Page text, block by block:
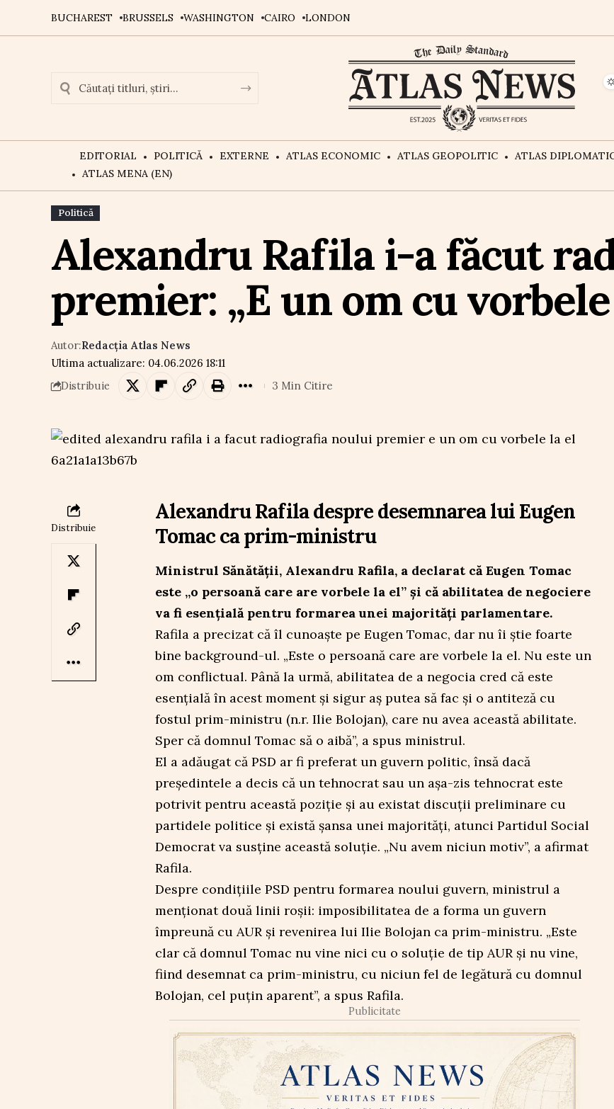
BUCHAREST BRUSSELS WASHINGTON CAIRO LONDON
EDITORIAL POLITICĂ EXTERNE ATLAS ECONOMIC ATLAS GEOPOLITIC ATLAS
ATLAS MENA (EN)
Politică
Alexandru Rafila i-a făcut
premier: „E un om cu
Ultima actualizare: 04.06.2026 18:11
Autor:Redacția Atlas News
Distribuie 3 Min Citire
Distribuie
Alexandru Rafila despre desemnarea lui Eugen
Tomac ca prim-ministru
Ministrul Sănătății, Alexandru Rafila, a declarat că Eugen Tomac
este „o persoană care are vorbele la el” și că abilitatea de negociere
va fi esențială pentru formarea unei majorități parlamentare.
Rafila a precizat că îl cunoaște pe Eugen Tomac, dar nu îi știe foarte
bine background-ul. „Este o persoană care are vorbele la el. Nu este un
om conflictual. Până la urmă, abilitatea de a negocia cred că este
esențială în acest moment și sigur aș putea să fac și o antiteză cu
fostul prim-ministru (n.r. Ilie Bolojan), care nu avea această abilitate.
Sper că domnul Tomac să o aibă”, a spus ministrul.
El a adăugat că PSD ar fi preferat un guvern politic, însă dacă
președintele a decis că un tehnocrat sau un așa-zis tehnocrat este
potrivit pentru această poziție și au existat discuții preliminare cu
partidele politice și există șansa unei majorități, atunci Partidul Social
Democrat va susține această soluție. „Nu avem niciun motiv”, a afirmat
Rafila.
Despre condițiile PSD pentru formarea noului guvern, ministrul a
menționat două linii roșii: imposibilitatea de a forma un guvern
împreună cu AUR și revenirea lui Ilie Bolojan ca prim-ministru. „Este
clar că domnul Tomac nu vine nici cu o soluție de tip AUR și nu vine,
fiind desemnat ca prim-ministru, cu niciun fel de legătură cu domnul
Bolojan, cel puțin aparent”, a spus Rafila.
Publicitate